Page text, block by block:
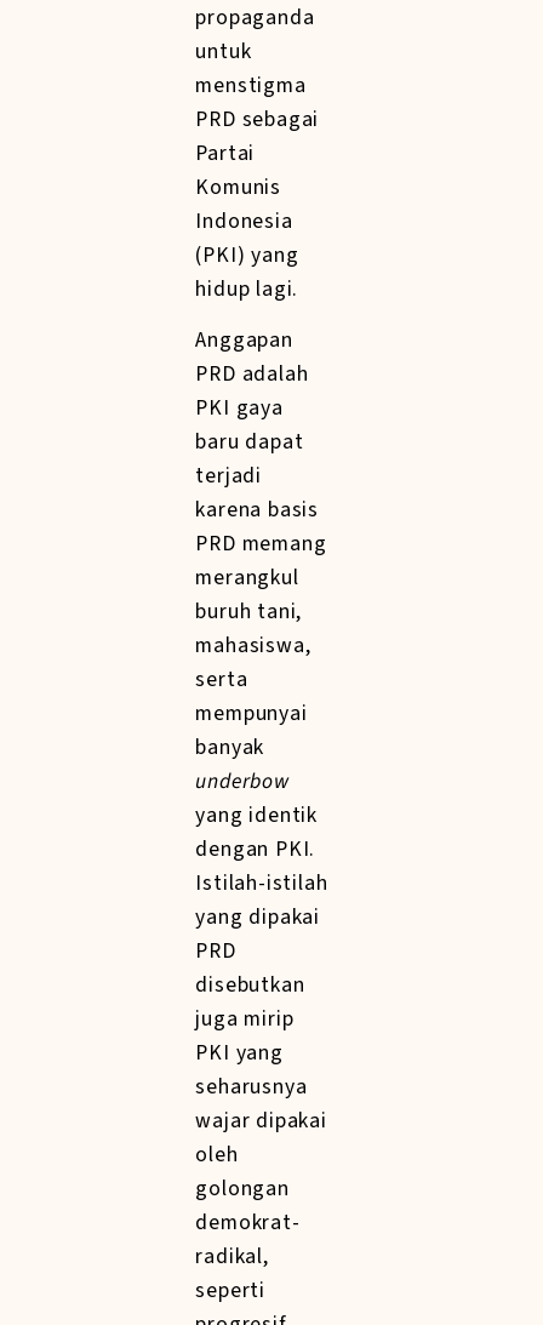
propaganda
untuk
menstigma
PRD sebagai
Partai
Komunis
Indonesia
(PKI) yang
hidup lagi.
Anggapan
PRD adalah
PKI gaya
baru dapat
terjadi
karena basis
PRD memang
merangkul
buruh tani,
mahasiswa,
serta
mempunyai
banyak
underbow
yang identik
dengan PKI.
Istilah-istilah
yang dipakai
PRD
disebutkan
juga mirip
PKI yang
seharusnya
wajar dipakai
oleh
golongan
demokrat-
radikal,
seperti